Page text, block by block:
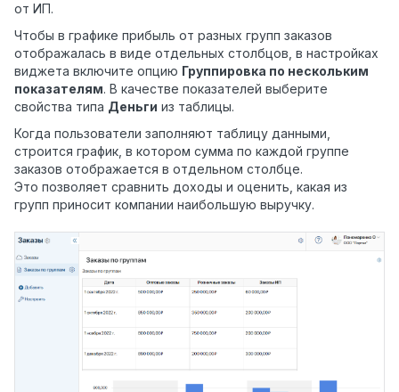
от ИП.
Чтобы в графике прибыль от разных групп заказов
отображалась в виде отдельных столбцов, в настройках
виджета включите опцию Группировка по нескольким
показателям. В качестве показателей выберите
свойства типа Деньги из таблицы.
Когда пользователи заполняют таблицу данными,
строится график, в котором сумма по каждой группе
заказов отображается в отдельном столбце.
Это позволяет сравнить доходы и оценить, какая из
групп приносит компании наибольшую выручку.